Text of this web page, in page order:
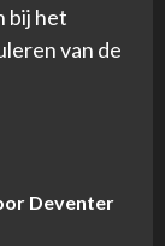
bij het
van de
Deventer